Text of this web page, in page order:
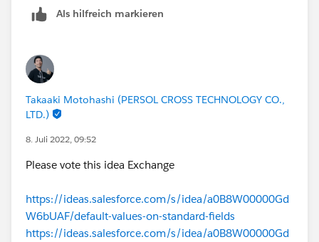
Als hilfreich markieren
Takaaki Motohashi (PERSOL CROSS TECHNOLOGY CO.,
LTD.)
8. Juli 2022, 09:52
Please vote this idea Exchange
https://ideas.salesforce.com/s/idea/a0B8W00000Gd
W6bUAF/default-values-on-standard-fields
https://ideas.salesforce.com/s/idea/a0B8W00000Gd